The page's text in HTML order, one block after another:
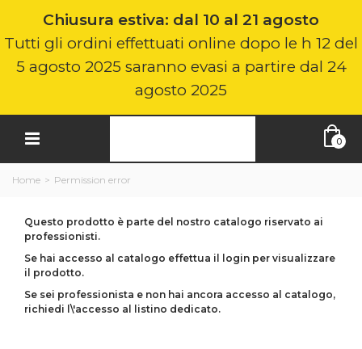
Chiusura estiva: dal 10 al 21 agosto
Tutti gli ordini effettuati online dopo le h 12 del
5 agosto 2025 saranno evasi a partire dal 24
agosto 2025
0
Home > Permission error
Questo prodotto è parte del nostro catalogo riservato ai
professionisti.
Se hai accesso al catalogo effettua il login per visualizzare
il prodotto.
Se sei professionista e non hai ancora accesso al catalogo,
richiedi l\'accesso al listino dedicato.